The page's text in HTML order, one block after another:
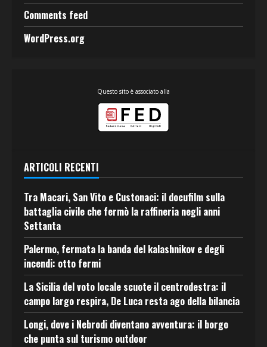
Comments feed
WordPress.org
Questo sito è associato alla
ARTICOLI RECENTI
Tra Macari, San Vito e Custonaci: il docufilm sulla
battaglia civile che fermò la raffineria negli anni
Settanta
Palermo, fermata la banda del kalashnikov e degli
incendi: otto fermi
La Sicilia del voto locale scuote il centrodestra: il
campo largo respira, De Luca resta ago della bilancia
Longi, dove i Nebrodi diventano avventura: il borgo
che punta sul turismo outdoor